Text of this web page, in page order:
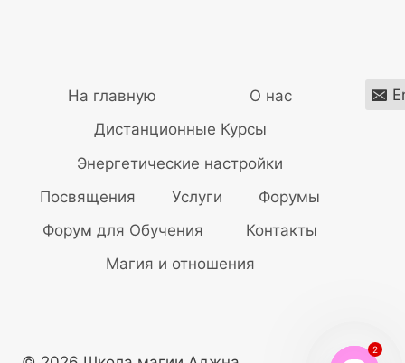
На главную
О нас
Дистанционные Курсы
Энергетические настройки
Посвящения
Услуги
Форумы
Форум для Обучения
Контакты
Магия и отношения
2